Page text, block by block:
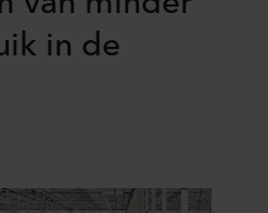
in de